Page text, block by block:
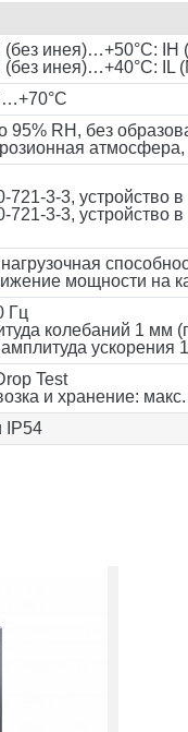
(без инея)…+50°C: IH
(без инея)…+40°C: IL
95% RH, без
721-3-3, устройство
721-3-3, устройство
мощности на
Гц
колебаний 1 мм
ускорения
Test
и хранение:
IP54